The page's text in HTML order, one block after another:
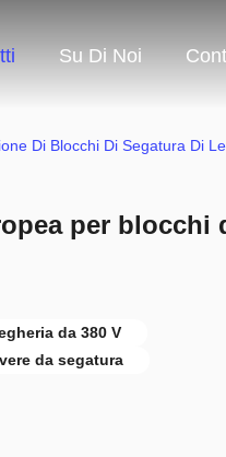
Su Di Noi
Di Blocchi Di Segatura Di
per blocchi
da 380 V
da segatura